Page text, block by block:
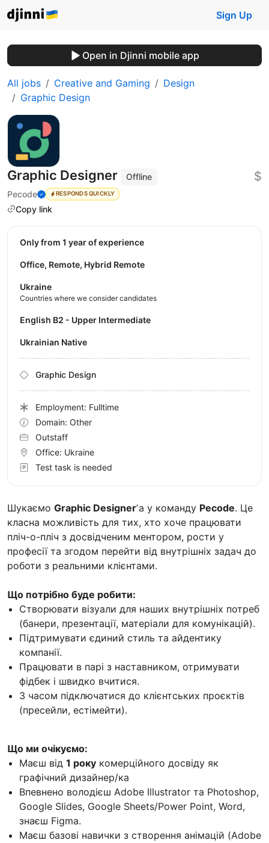
Sign Up
Open in Djinni mobile app
All jobs Creative and Gaming
Design
Graphic Design
Graphic Designer
Offline
Pecode
RESPONDS QUICKLY
Copy link
$
Шукаємо Graphic Designerʼа у команду Pecode. Це
класна можливість для тих, хто хоче працювати
пліч-о-пліч з досвідченим ментором, рости у
професії та згодом перейти від внутрішніх задач до
роботи з реальними клієнтами.
Що потрібно буде робити:
Створювати візуали для наших внутрішніх потреб
(банери, презентації, матеріали для комунікацій).
Підтримувати єдиний стиль та айдентику
компанії.
Працювати в парі з наставником, отримувати
фідбек і швидко вчитися.
З часом підключатися до клієнтських проєктів
(пресейли, естімейти).
Що ми очікуємо:
Маєш від 1 року комерційного досвіду як
графічний дизайнер/ка
Впевнено володієш Adobe Illustrator та Photoshop,
Google Slides, Google Sheets/Power Point, Word,
знаєш Figma.
Маєш базові навички з створення анімацій (Adobe
Only from 1 year of experience
Office, Remote, Hybrid Remote
Ukraine
Countries where we consider candidates
English B2 - Upper Intermediate
Ukrainian Native
Graphic Design
Employment: Fulltime
Domain: Other
Outstaff
Office: Ukraine
Test task is needed